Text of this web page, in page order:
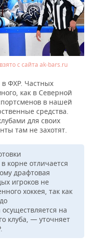
взято с сайта ak-bars.ru
ФХР. Частных
как в Северной
в нашей
средства.
для своих
там не захотят.
корне отличается
драфтовая
игроков не
хоккея, так как
на
клуба, — уточняет